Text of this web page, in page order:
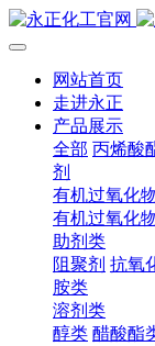
网站首页
走进永正
产品展示
全部 丙烯酸
剂
有机过氧化
有机过氧化
助剂类
阻聚剂 抗氧
胺类
溶剂类
醇类 醋酸酯